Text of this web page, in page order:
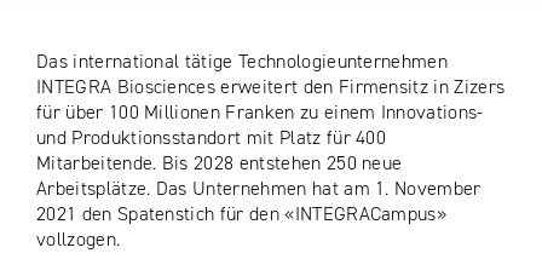
Das international tätige Technologieunternehmen
INTEGRA Biosciences erweitert den Firmensitz in Zizers
für über 100 Millionen Franken zu einem Innovations-
und Produktionsstandort mit Platz für 400
Mitarbeitende. Bis 2028 entstehen 250 neue
Arbeitsplätze. Das Unternehmen hat am 1. November
2021 den Spatenstich für den «INTEGRACampus»
vollzogen.